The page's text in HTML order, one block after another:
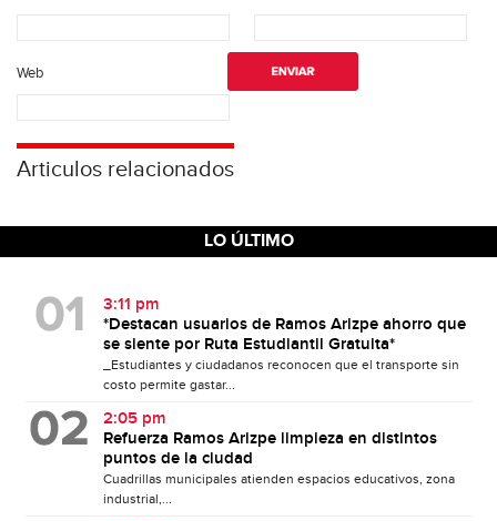
Web
Articulos relacionados
LO ÚLTIMO
3:11 pm
*Destacan usuarios de Ramos Arizpe ahorro que
se siente por Ruta Estudiantil Gratuita*
_Estudiantes y ciudadanos reconocen que el transporte sin
costo permite gastar...
2:05 pm
Refuerza Ramos Arizpe limpieza en distintos
puntos de la ciudad
Cuadrillas municipales atienden espacios educativos, zona
industrial,...